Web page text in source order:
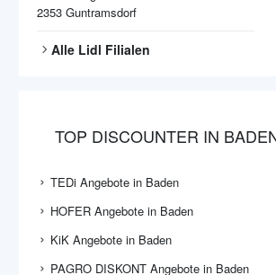
2353 Guntramsdorf
Alle Lidl Filialen
TOP DISCOUNTER IN
TEDi Angebote in Baden
HOFER Angebote in Baden
KiK Angebote in Baden
PAGRO DISKONT Angebote in Baden